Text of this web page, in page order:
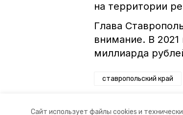
Сайт использует файлы cookies и
на территории
Глава
внимание. В
миллиарда
ставропольский край